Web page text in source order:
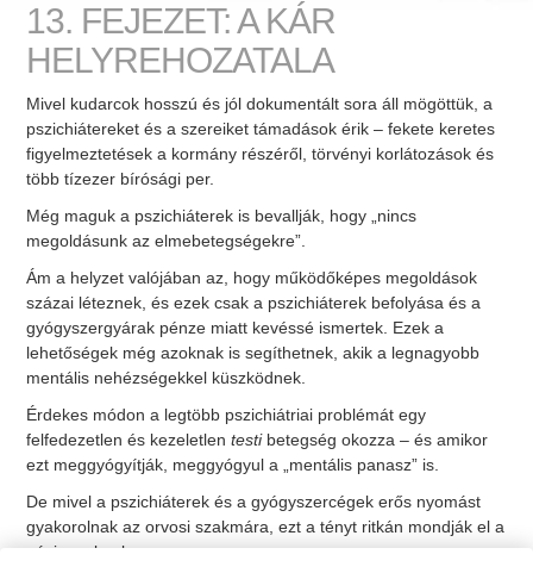
13. FEJEZET: A KÁR
HELYREHOZATALA
Mivel kudarcok hosszú és jól dokumentált sora áll mögöttük, a
pszichiátereket és a szereiket támadások érik – fekete keretes
figyelmeztetések a kormány részéről, törvényi korlátozások és
több tízezer bírósági per.
Még maguk a pszichiáterek is bevallják, hogy „nincs
megoldásunk az elmebetegségekre”.
Ám a helyzet valójában az, hogy működőképes megoldások
százai léteznek, és ezek csak a pszichiáterek befolyása és a
gyógyszergyárak pénze miatt kevéssé ismertek. Ezek a
lehetőségek még azoknak is segíthetnek, akik a legnagyobb
mentális nehézségekkel küszködnek.
Érdekes módon a legtöbb pszichiátriai problémát egy
felfedezetlen és kezeletlentestibetegség okozza – és amikor
ezt meggyógyítják, meggyógyul a „mentális panasz” is.
De mivel a pszichiáterek és a gyógyszercégek erős nyomást
gyakorolnak az orvosi szakmára, ezt a tényt ritkán mondják el a
pácienseknek.